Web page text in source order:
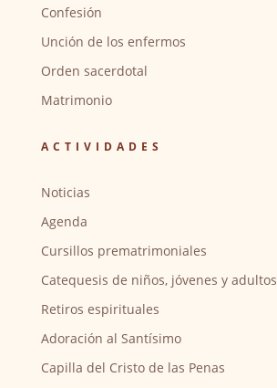
Confesión
Unción de los enfermos
Orden sacerdotal
Matrimonio
ACTIVIDADES
Noticias
Agenda
Cursillos prematrimoniales
Catequesis de niños, jóvenes y adultos
Retiros espirituales
Adoración al Santísimo
Capilla del Cristo de las Penas